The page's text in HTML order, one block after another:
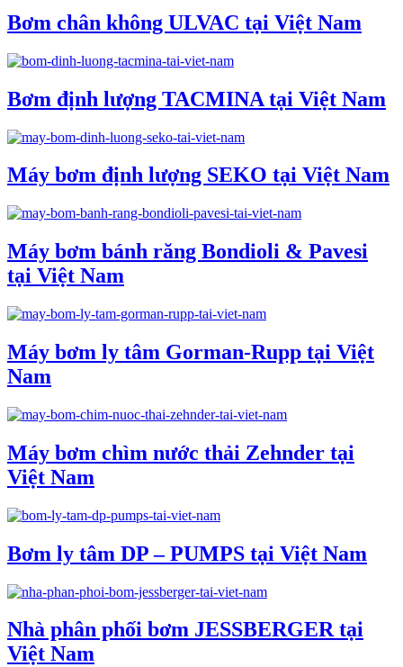
Bơm chân không ULVAC tại Việt Nam
Bơm định lượng TACMINA tại Việt Nam
Máy bơm định lượng SEKO tại Việt Nam
Máy bơm bánh răng Bondioli & Pavesi
tại Việt Nam
Máy bơm ly tâm Gorman-Rupp tại Việt
Nam
Máy bơm chìm nước thải Zehnder tại
Việt Nam
Bơm ly tâm DP – PUMPS tại Việt Nam
Nhà phân phối bơm JESSBERGER tại
Việt Nam